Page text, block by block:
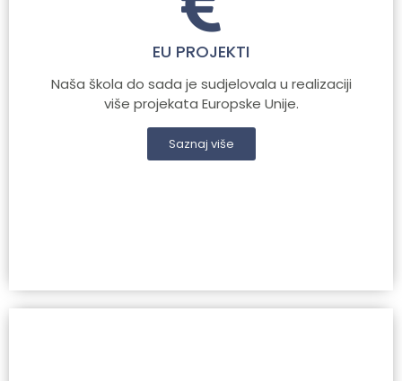
EU PROJEKTI
Naša škola do sada je sudjelovala u realizaciji
više projekata Europske Unije.
Saznaj više